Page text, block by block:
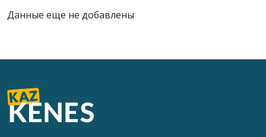
Данные еще не добавлены